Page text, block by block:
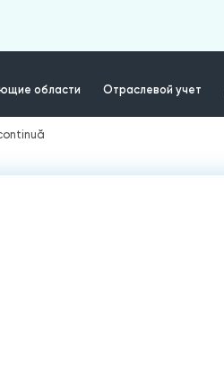
области Отраслевой учет